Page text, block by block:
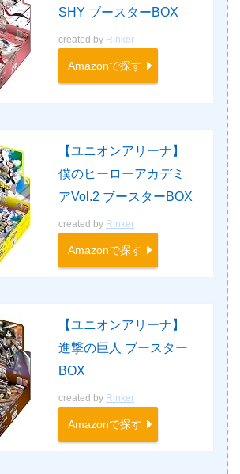
SHY ブースターBOX
created by Rinker
Amazonで探す
【ユニオンアリーナ】
僕のヒーローアカデミ
アVol.2 ブースターBOX
created by Rinker
Amazonで探す
【ユニオンアリーナ】
進撃の巨人 ブースター
BOX
created by Rinker
Amazonで探す